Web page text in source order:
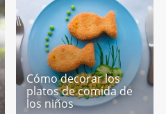
Cómo decorar los
platos de comida de
los niños